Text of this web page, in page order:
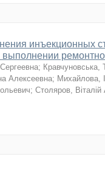
инъекционных
; Кравчуновська,
Алексеевна; Михайлова,
; Столяров, Віталій